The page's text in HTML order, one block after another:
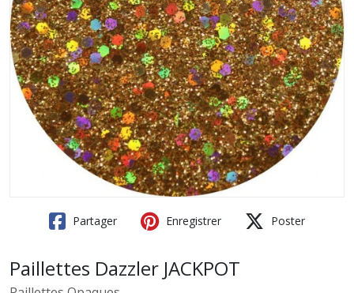
Partager Enregistrer Poster
Paillettes Dazzler JACKPOT